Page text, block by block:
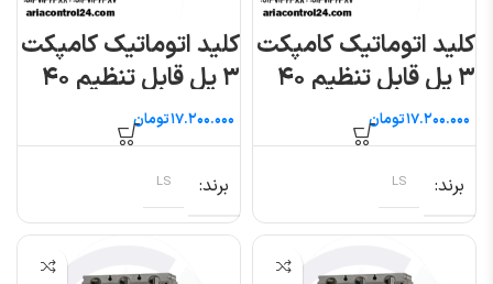
کلید اتوماتیک کامپکت
۳ پل قابل تنظیم ۴۰
آمپر (سوسل) ال اس
تومان
برند LS
کلید اتوماتیک کامپکت
۳ پل قابل تنظیم ۴۰
آمپر (متاسول) ال اس
تومان
برند LS